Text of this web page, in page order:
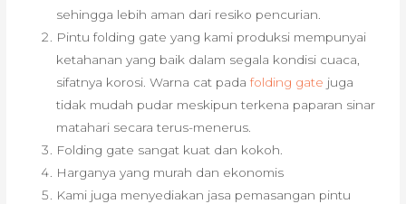
sehingga lebih aman dari resiko pencurian.
Pintu folding gate yang kami produksi mempunyai
ketahanan yang baik dalam segala kondisi cuaca,
sifatnya korosi. Warna cat padafolding gate juga
tidak mudah pudar meskipun terkena paparan sinar
matahari secara terus-menerus.
Folding gate sangat kuat dan kokoh.
Harganya yang murah dan ekonomis
Kami juga menyediakan jasa pemasangan pintu